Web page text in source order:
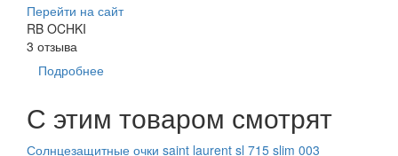
Перейти на сайт
RB OCHKI
3 отзыва
Подробнее
С этим товаром смотрят
Солнцезащитные очки saint laurent sl 715 slim 003